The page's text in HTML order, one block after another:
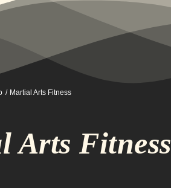
Martial Arts Fitness
Arts Fitness